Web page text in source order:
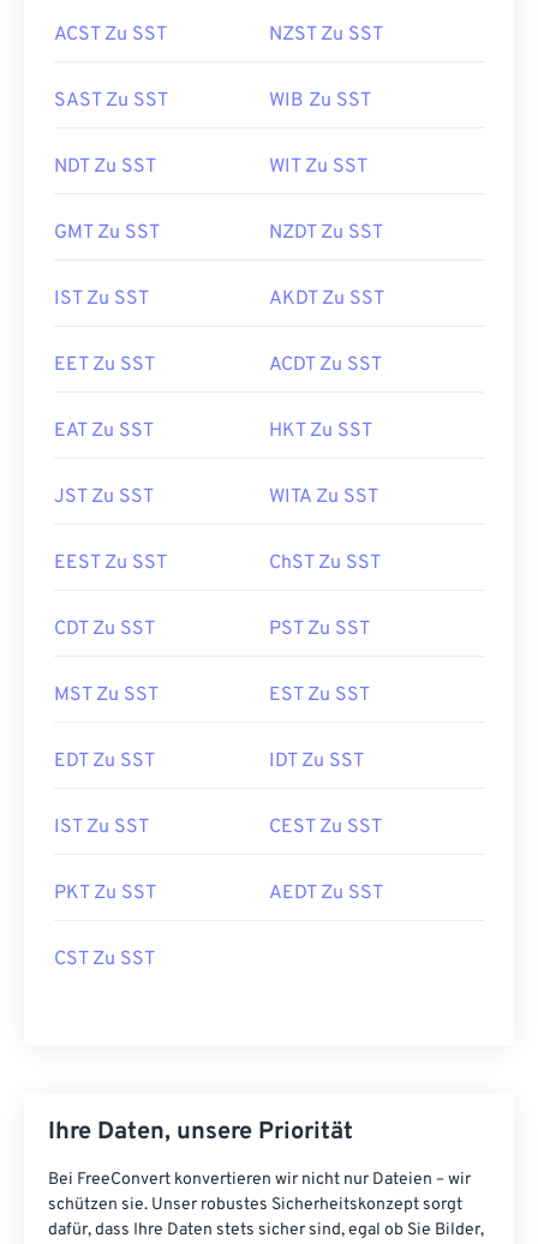
ACST Zu SST NZST Zu SST
SAST Zu SST WIB Zu SST
NDT Zu SST WIT Zu SST
GMT Zu SST NZDT Zu SST
IST Zu SST AKDT Zu SST
EET Zu SST ACDT Zu SST
EAT Zu SST HKT Zu SST
JST Zu SST WITA Zu SST
EEST Zu SST ChST Zu SST
CDT Zu SST PST Zu SST
MST Zu SST EST Zu SST
EDT Zu SST IDT Zu SST
IST Zu SST CEST Zu SST
PKT Zu SST AEDT Zu SST
CST Zu SST
Ihre Daten, unsere Priorität
Bei FreeConvert konvertieren wir nicht nur Dateien – wir
schützen sie. Unser robustes Sicherheitskonzept sorgt
dafür, dass Ihre Daten stets sicher sind, egal ob Sie Bilder,